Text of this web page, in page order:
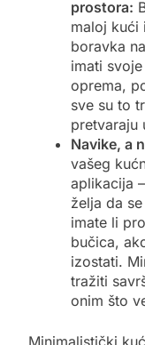
prostora:
maloj kući
boravka
imati
oprema,
sve su to
pretvaraju
Navike, a
vašeg
aplikacija
želja da
imate li
bučica,
izostati.
tražiti
onim što